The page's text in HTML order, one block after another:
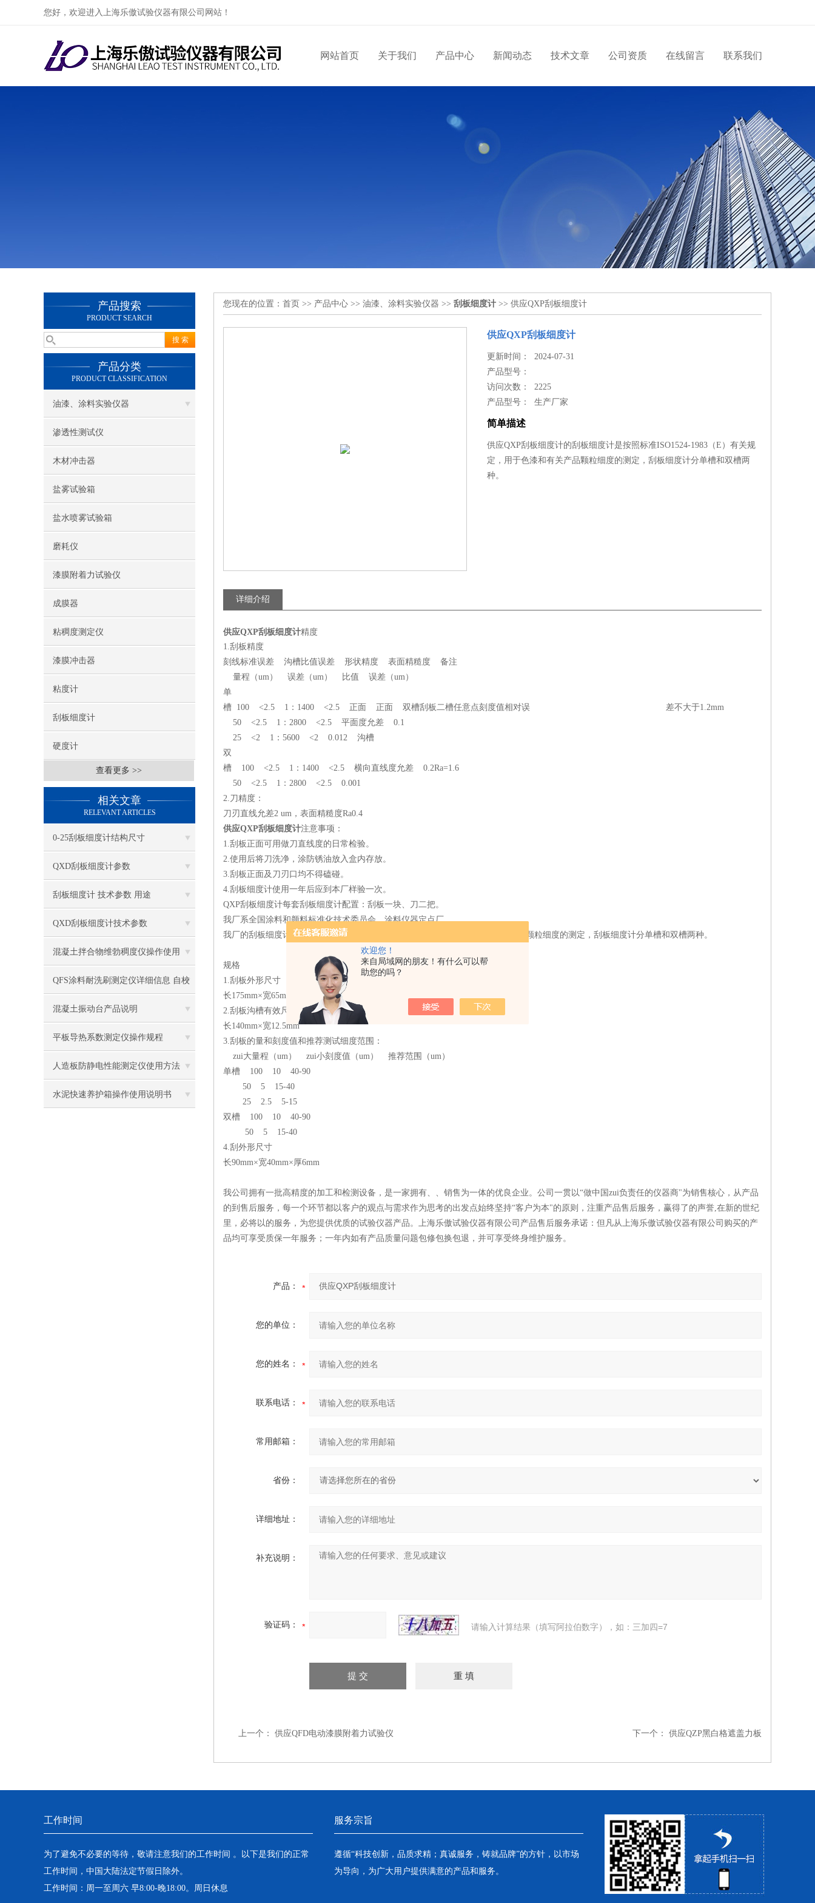
欢迎您！
来自局域网的朋友！有什么可以帮
助您的吗？
您好，欢迎进入上海乐傲试验仪器有限公司网站！
网站首页 关于我们 产品中心 新闻动态 技术文章 公司资质 在线留言 联系我们
产品搜索
PRODUCT SEARCH
产品分类
PRODUCT CLASSIFICATION
油漆、涂料实验仪器
渗透性测试仪
木材冲击器
盐雾试验箱
盐水喷雾试验箱
磨耗仪
漆膜附着力试验仪
成膜器
粘稠度测定仪
漆膜冲击器
粘度计
刮板细度计
硬度计
查看更多 >>
相关文章
RELEVANT ARTICLES
0-25刮板细度计结构尺寸
QXD刮板细度计参数
刮板细度计 技术参数 用途
QXD刮板细度计技术参数
混凝土拌合物维勃稠度仪操作使用
QFS涂料耐洗刷测定仪详细信息 自校
方法
混凝土振动台产品说明
平板导热系数测定仪操作规程
人造板防静电性能测定仪使用方法
水泥快速养护箱操作使用说明书
您现在的位置： 首页 >> 产品中心 >> 油漆、涂料实验仪器 >> 刮板细度计 >> 供应QXP刮板细度计
供应QXP刮板细度计
更新时间： 2024-07-31
产品型号：
访问次数： 2225
产品型号： 生产厂家
简单描述
供应QXP刮板细度计的刮板细度计是按照标准ISO1524-1983（E）有关规
定，用于色漆和有关产品颗粒细度的测定，刮板细度计分单槽和双槽两
种。
详细介绍
供应QXP刮板细度计精度
1.刮板精度
刻线标准误差 沟槽比值误差 形状精度 表面精糙度 备注
量程（um） 误差（um） 比值 误差（um）
单
槽 100 <2.5 1：1400 <2.5 正面 正面 双槽刮板二槽任意点刻度值相对误 差不大于1.2mm
50 <2.5 1：2800 <2.5 平面度允差 0.1
25 <2 1：5600 <2 0.012 沟槽
双
槽 100 <2.5 1：1400 <2.5 横向直线度允差 0.2Ra=1.6
50 <2.5 1：2800 <2.5 0.001
2.刀精度：
刀刃直线允差2 um，表面精糙度Ra0.4
供应QXP刮板细度计注意事项：
1.刮板正面可用做刀直线度的日常检验。
2.使用后将刀洗净，涂防锈油放入盒内存放。
3.刮板正面及刀刃口均不得磕碰。
4.刮板细度计使用一年后应到本厂样验一次。
QXP刮板细度计每套刮板细度计配置：刮板一块、刀二把。
我厂系全国涂料和颜料标准化技术委员会，涂料仪器定点厂。
我厂的刮板细度计是按照标准ISO1524-1983（E）有关规定，用于色漆和有关产品颗粒细度的测定，刮板细度计分单槽和双槽两种。
规格
1.刮板外形尺寸
长175mm×宽65mm×厚13mm
2.刮板沟槽有效尺寸
长140mm×宽12.5mm
3.刮板的量和刻度值和推荐测试细度范围：
zui大量程（um） zui小刻度值（um） 推荐范围（um）
单槽 100 10 40-90
50 5 15-40
25 2.5 5-15
双槽 100 10 40-90
50 5 15-40
4.刮外形尺寸
长90mm×宽40mm×厚6mm
我公司拥有一批高精度的加工和检测设备，是一家拥有、、销售为一体的优良企业。公司一贯以“做中国zui负责任的仪器商"为销售核心，从产品
的到售后服务，每一个环节都以客户的观点与需求作为思考的出发点始终坚持“客户为本"的原则，注重产品售后服务，赢得了的声誉,在新的世纪
里，必将以的服务，为您提供优质的试验仪器产品。上海乐傲试验仪器有限公司产品售后服务承诺：但凡从上海乐傲试验仪器有限公司购买的产
品均可享受质保一年服务；一年内如有产品质量问题包修包换包退，并可享受终身维护服务。
产品：
您的单位：
您的姓名：
联系电话：
常用邮箱：
省份：
详细地址：
补充说明：
验证码： 请输入计算结果（填写阿拉伯数字），如：三加四=7
上一个： 供应QFD电动漆膜附着力试验仪 下一个： 供应QZP黑白格遮盖力板
工作时间
为了避免不必要的等待，敬请注意我们的工作时间 。以下是我们的正常
工作时间，中国大陆法定节假日除外。
工作时间：周一至周六 早8:00-晚18:00。周日休息
服务宗旨
遵循“科技创新，品质求精；真诚服务，铸就品牌”的方针，以市场
为导向，为广大用户提供满意的产品和服务。